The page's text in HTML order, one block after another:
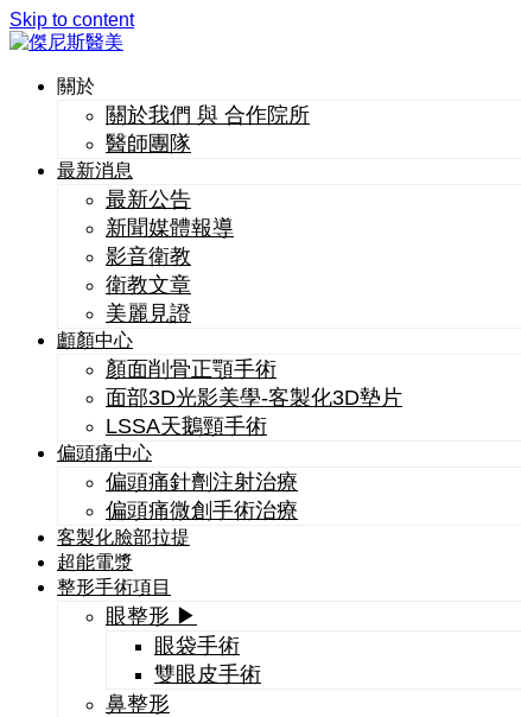
Skip to content
關於
關於我們 與 合作院所
醫師團隊
最新消息
最新公告
新聞媒體報導
影音衛教
衛教文章
美麗見證
顱顏中心
顏面削骨正顎手術
面部3D光影美學-客製化3D墊片
LSSA天鵝頸手術
偏頭痛中心
偏頭痛針劑注射治療
偏頭痛微創手術治療
客製化臉部拉提
超能電漿
整形手術項目
眼整形 ▶
眼袋手術
雙眼皮手術
鼻整形